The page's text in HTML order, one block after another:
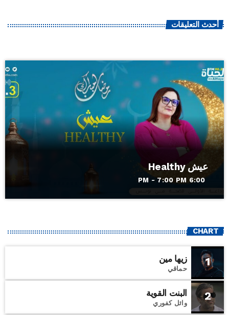
أحدث التعليقات
عيش Healthy
6:00 PM - 7:00 PM
CHART
1 زيها مين
حماقي
2 البنت القوية
وائل كفوري